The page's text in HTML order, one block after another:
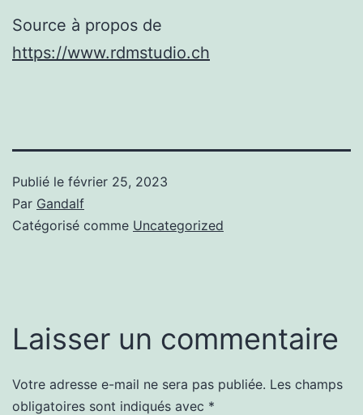
Source à propos de
https://www.rdmstudio.ch
Publié le février 25, 2023
Par Gandalf
Catégorisé comme Uncategorized
Laisser un commentaire
Votre adresse e-mail ne sera pas publiée. Les champs
obligatoires sont indiqués avec *